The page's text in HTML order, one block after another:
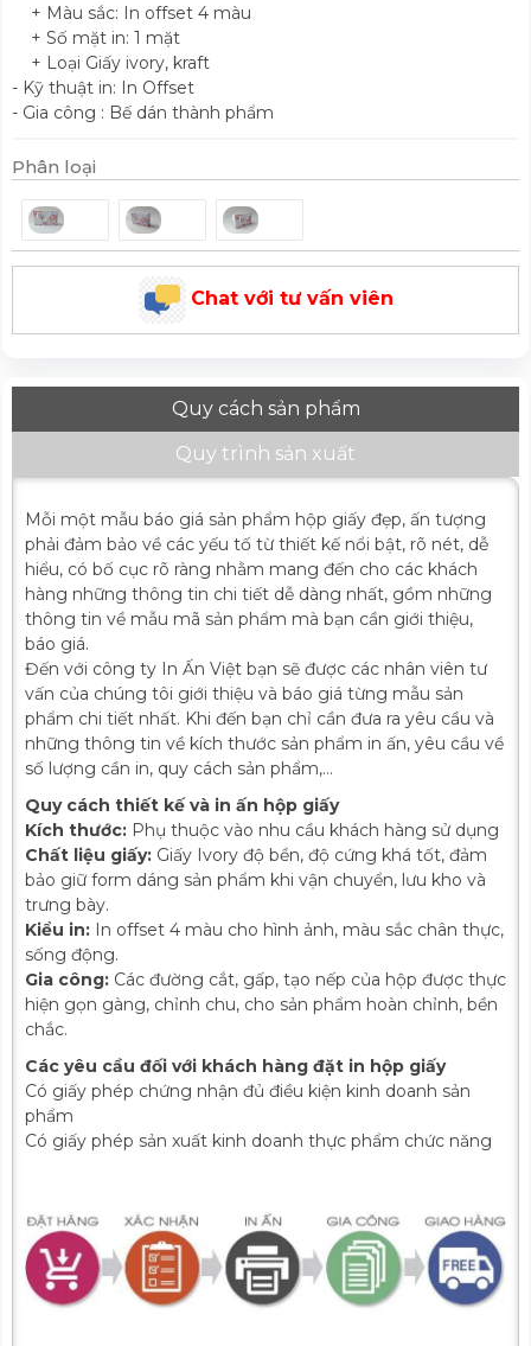
+ Màu sắc: In offset 4 màu
+ Số mặt in: 1 mặt
+ Loại Giấy ivory, kraft
- Kỹ thuật in: In Offset
- Gia công : Bế dán thành phẩm
Phân loại
Chat với tư vấn viên
Quy cách sản phẩm
Quy trình sản xuất
Mỗi một mẫu báo giá sản phẩm hộp giấy đẹp, ấn tượng
phải đảm bảo về các yếu tố từ thiết kế nổi bật, rõ nét, dễ
hiểu, có bố cục rõ ràng nhằm mang đến cho các khách
hàng những thông tin chi tiết dễ dàng nhất, gồm những
thông tin về mẫu mã sản phẩm mà bạn cần giới thiệu,
báo giá.
Đến với công ty In Ấn Việt bạn sẽ được các nhân viên tư
vấn của chúng tôi giới thiệu và báo giá từng mẫu sản
phẩm chi tiết nhất. Khi đến bạn chỉ cần đưa ra yêu cầu và
những thông tin về kích thước sản phẩm in ấn, yêu cầu về
số lượng cần in, quy cách sản phẩm,…
Quy cách thiết kế và in ấn hộp giấy
Kích thước: Phụ thuộc vào nhu cầu khách hàng sử dụng
Chất liệu giấy: Giấy Ivory độ bền, độ cứng khá tốt, đảm
bảo giữ form dáng sản phẩm khi vận chuyển, lưu kho và
trưng bày.
Kiểu in: In offset 4 màu cho hình ảnh, màu sắc chân thực,
sống động.
Gia công: Các đường cắt, gấp, tạo nếp của hộp được thực
hiện gọn gàng, chỉnh chu, cho sản phẩm hoàn chỉnh, bền
chắc.
Các yêu cầu đối với khách hàng đặt in hộp giấy
Có giấy phép chứng nhận đủ điều kiện kinh doanh sản
phẩm
Có giấy phép sản xuất kinh doanh thực phẩm chức năng